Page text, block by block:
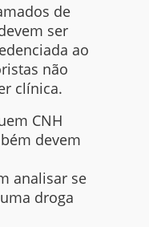
de
ser
ao
não
clínica.
CNH
devem
analisar se
droga